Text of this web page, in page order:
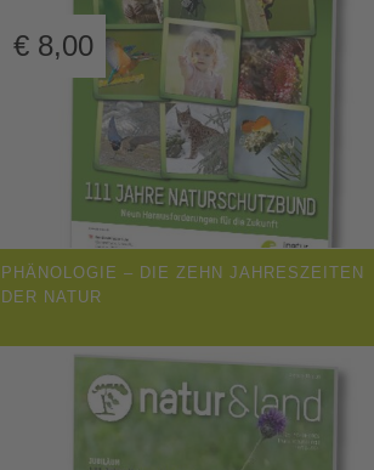
€ 8,00
PHÄNOLOGIE – DIE ZEHN JAHRESZEITEN
DER NATUR